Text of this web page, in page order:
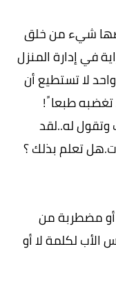
شيء من خلق
في إدارة المنزل
لا تستطيع أن
تغضبه طبعا ً !
له..لقد
تعلم بذلك ؟
أو مضطربة من
الأب لكلمة لا أو